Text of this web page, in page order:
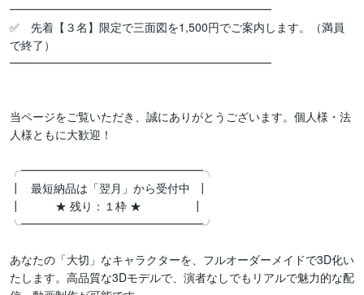
━━━━━━━━━━━━━━━━━━━━━━━
✅　先着【３名】限定で三面図を1,500円でご案内します。（満員
で終了）
━━━━━━━━━━━━━━━━━━━━━━━
当ページをご覧いただき、誠にありがとうございます。個人様・法
人様ともに大歓迎！
╭━━━━━━━━━━━━━━━━╮
┃   最短納品は「翌月」から受付中  ┃
┃　　　★ 残り：１枠 ★　　　     ┃
╰━━━━━━━━━━━━━━━━╯
あなたの「大切」なキャラクターを、フルオーダーメイドで3D化い
たします。高品質な3Dモデルで、演者なしでもリアルで魅力的な配